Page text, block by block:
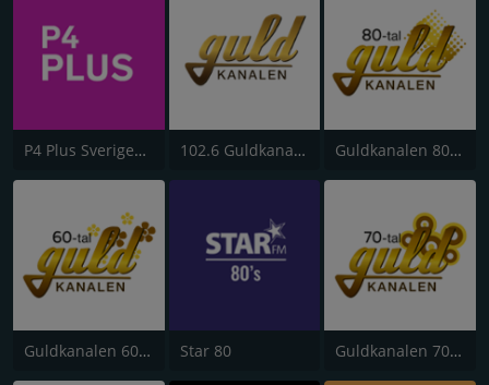
P4 Plus Sveriges Radio 102.6 Guldkanalen Guldkanalen 80-tal
Guldkanalen 60-tal Star 80 Guldkanalen 70-tal